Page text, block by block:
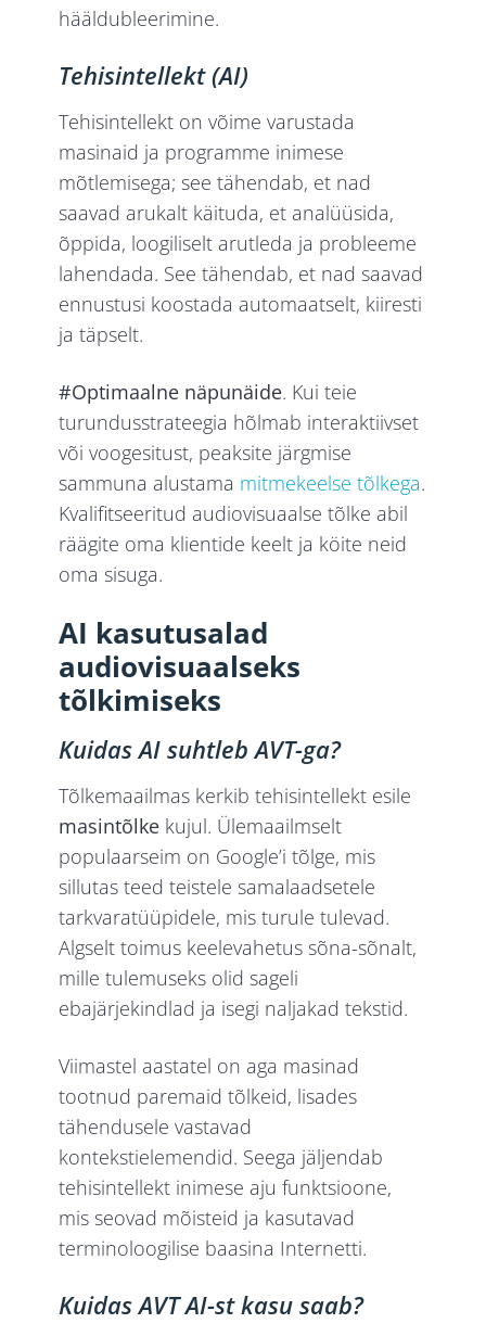
hääldubleerimine.
Tehisintellekt (AI)
Tehisintellekt on võime varustada
masinaid ja programme inimese
mõtlemisega; see tähendab, et nad
saavad arukalt käituda, et analüüsida,
õppida, loogiliselt arutleda ja probleeme
lahendada. See tähendab, et nad saavad
ennustusi koostada automaatselt, kiiresti
ja täpselt.
#Optimaalne näpunäide. Kui teie
turundusstrateegia hõlmab interaktiivset
või voogesitust, peaksite järgmise
sammuna alustama mitmekeelse tõlkega.
Kvalifitseeritud audiovisuaalse tõlke abil
räägite oma klientide keelt ja köite neid
oma sisuga.
AI kasutusalad
audiovisuaalseks
tõlkimiseks
Kuidas AI suhtleb AVT-ga?
Tõlkemaailmas kerkib tehisintellekt esile
masintõlke kujul. Ülemaailmselt
populaarseim on Google’i tõlge, mis
sillutas teed teistele samalaadsetele
tarkvaratüüpidele, mis turule tulevad.
Algselt toimus keelevahetus sõna-sõnalt,
mille tulemuseks olid sageli
ebajärjekindlad ja isegi naljakad tekstid.
Viimastel aastatel on aga masinad
tootnud paremaid tõlkeid, lisades
tähendusele vastavad
kontekstielemendid. Seega jäljendab
tehisintellekt inimese aju funktsioone,
mis seovad mõisteid ja kasutavad
terminoloogilise baasina Internetti.
Kuidas AVT AI-st kasu saab?